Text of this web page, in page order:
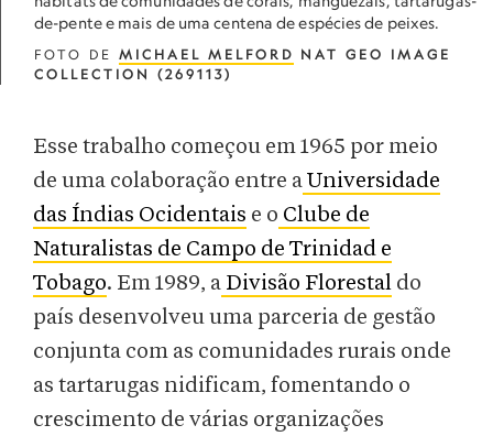
de-pente e mais de uma centena de espécies de peixes.
FOTO DE MICHAEL MELFORD NAT GEO IMAGE
COLLECTION (269113)
Esse trabalho começou em 1965 por meio
de uma colaboração entre aUniversidade
das Índias Ocidentais e o Clube de
Naturalistas de Campo de Trinidad e
Tobago. Em 1989, a Divisão Florestal do
país desenvolveu uma parceria de gestão
conjunta com as comunidades rurais onde
as tartarugas nidificam, fomentando o
crescimento de várias organizações